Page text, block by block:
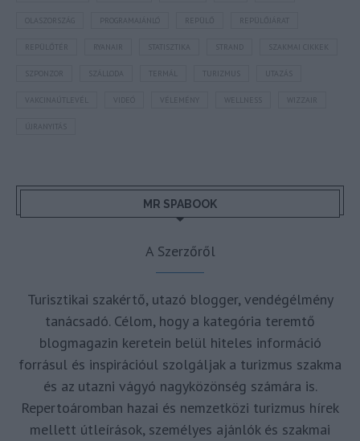
OLASZORSZÁG REPÜLŐJÁRAT
REPÜLŐTÉR STATISZTIKA STRAND SZAKMAI CIKKEK
SZPONZOR SZÁLLODA TERMÁL TURIZMUS UTAZÁS
VAKCINAÚTLEVÉL WIZZAIR
ÚJRANYITÁS
MR SPABOOK
A Szerzőről
Turisztikai szakértő, utazó blogger, vendégélmény
tanácsadó. Célom, hogy a kategória teremtő
blogmagazin keretein belül hiteles információ
forrásul és inspirációul szolgáljak a turizmus szakma
és az utazni vágyó nagyközönség számára is.
Repertoáromban hazai és nemzetközi turizmus hírek
mellett útleírások, személyes ajánlók és szakmai